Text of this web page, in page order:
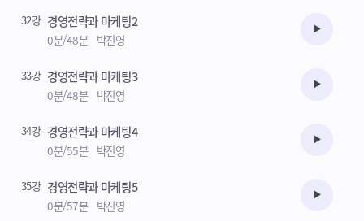
32강 경영전략과 마케팅2
0분/48분 박진영 수강준비
33강 경영전략과 마케팅3
0분/48분 박진영 수강준비
34강 경영전략과 마케팅4
0분/55분 박진영 수강준비
35강 경영전략과 마케팅5
0분/57분 박진영 수강준비